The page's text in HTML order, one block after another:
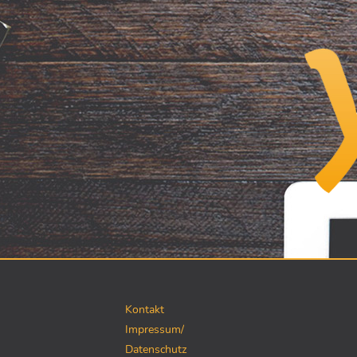
Kontakt
Impressum/
Datenschutz